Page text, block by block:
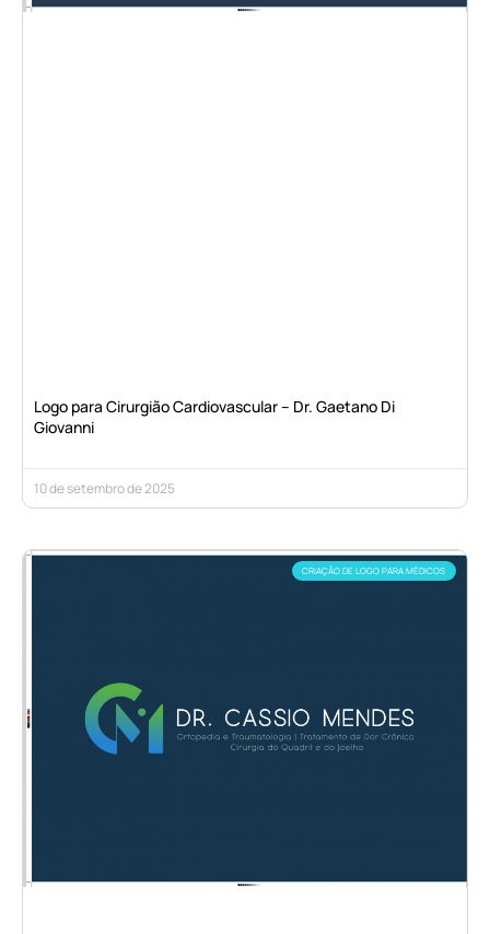
Logo para Cirurgião Cardiovascular – Dr. Gaetano Di
Giovanni
10 de setembro de 2025
CRIAÇÃO DE LOGO PARA MÉDICOS